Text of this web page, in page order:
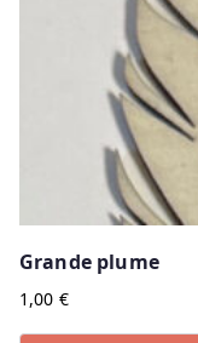
Grande plume
1,00 €